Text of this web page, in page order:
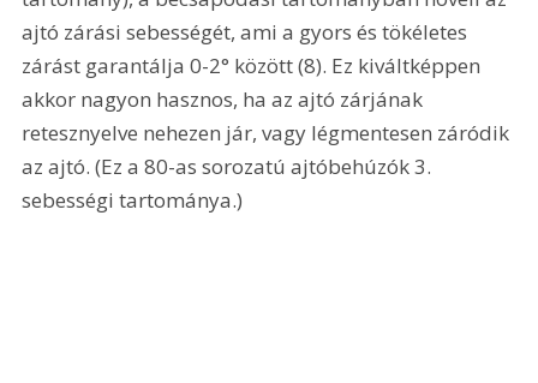
ajtó zárási sebességét, ami a gyors és tökéletes
zárást garantálja 0-2° között (8). Ez kiváltképpen
akkor nagyon hasznos, ha az ajtó zárjának
retesznyelve nehezen jár, vagy légmentesen záródik
az ajtó. (Ez a 80-as sorozatú ajtóbehúzók 3.
sebességi tartománya.)